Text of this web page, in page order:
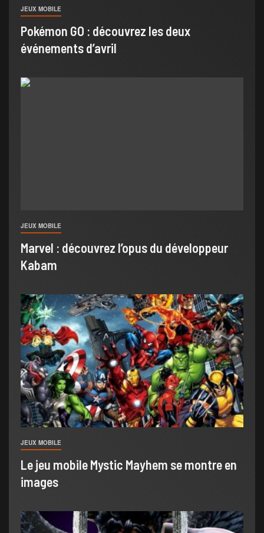
JEUX MOBILE
Pokémon GO : découvrez les deux
événements d’avril
JEUX MOBILE
Marvel : découvrez l’opus du développeur
Kabam
JEUX MOBILE
Le jeu mobile Mystic Mayhem se montre en
images